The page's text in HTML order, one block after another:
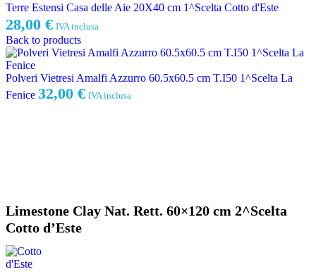
Terre Estensi Casa delle Aie 20X40 cm 1^Scelta Cotto d'Este
28,00 € IVA inclusa
Back to products
Polveri Vietresi Amalfi Azzurro 60.5x60.5 cm T.I50 1^Scelta La
Fenice 32,00 € IVA inclusa
Limestone Clay Nat. Rett. 60×120 cm 2^Scelta
Cotto d’Este